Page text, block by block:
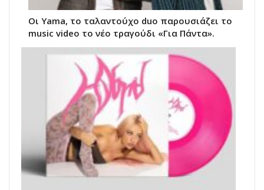
Οι Yama, το ταλαντούχο duo παρουσιάζει το
music video το νέο τραγούδι «Για Πάντα».